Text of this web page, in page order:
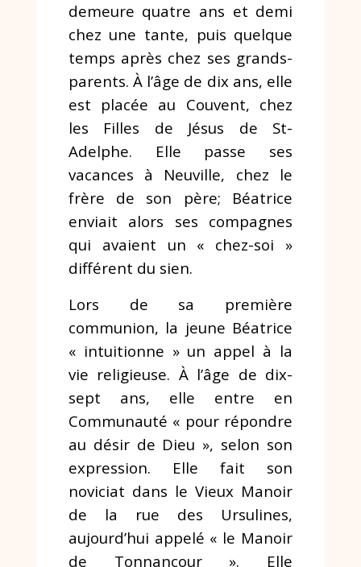
demeure quatre ans et demi
chez une tante, puis quelque
temps après chez ses grands-
parents. À l’âge de dix ans, elle
est placée au Couvent, chez
les Filles de Jésus de St-
Adelphe. Elle passe ses
vacances à Neuville, chez le
frère de son père; Béatrice
enviait alors ses compagnes
qui avaient un « chez-soi »
différent du sien.
Lors de sa première
communion, la jeune Béatrice
« intuitionne » un appel à la
vie religieuse. À l’âge de dix-
sept ans, elle entre en
Communauté « pour répondre
au désir de Dieu », selon son
expression. Elle fait son
noviciat dans le Vieux Manoir
de la rue des Ursulines,
aujourd’hui appelé « le Manoir
de Tonnancour ». Elle